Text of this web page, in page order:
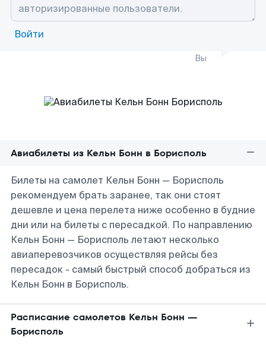
Войти
Вы
Авиабилеты из Кельн Бонн в Борисполь
Билеты на самолет Кельн Бонн — Борисполь
рекомендуем брать заранее, так они стоят
дешевле и цена перелета ниже особенно в будние
дни или на билеты с пересадкой. По направлению
Кельн Бонн — Борисполь летают несколько
авиаперевозчиков осуществляя рейсы без
пересадок - самый быстрый способ добраться из
Кельн Бонн в Борисполь.
Расписание самолетов Кельн Бонн —
Борисполь